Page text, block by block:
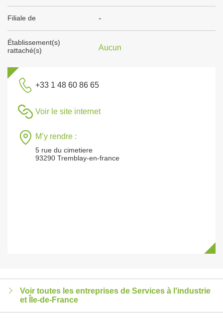
Filiale de -
Établissement(s)
rattaché(s)
Aucun
+33 1 48 60 86 65
Voir le site internet
M’y rendre :
5 rue du cimetiere
93290 Tremblay-en-france
Voir toutes les entreprises de Services à l'industrie
et Île-de-France